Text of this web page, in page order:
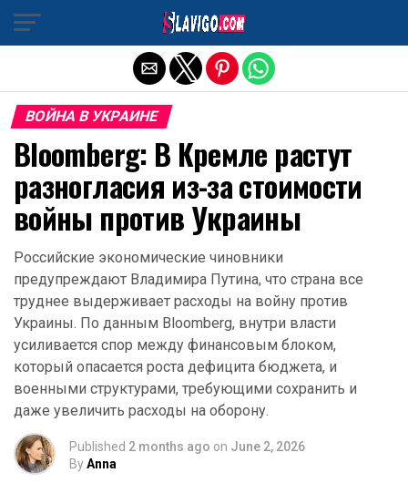
ВОЙНА В УКРАИНЕ
Bloomberg: В Кремле растут
разногласия из-за стоимости
войны против Украины
Российские экономические чиновники
предупреждают Владимира Путина, что страна все
труднее выдерживает расходы на войну против
Украины. По данным Bloomberg, внутри власти
усиливается спор между финансовым блоком,
который опасается роста дефицита бюджета, и
военными структурами, требующими сохранить и
даже увеличить расходы на оборону.
Published 2 months ago on June 2, 2026
ByAnna
Exit mobile version